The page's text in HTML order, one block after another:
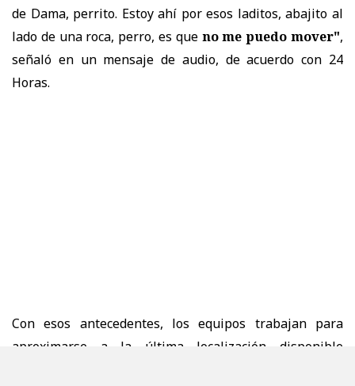
de Dama, perrito. Estoy ahí por esos laditos, abajito al
lado de una roca, perro, es que no me puedo mover",
señaló en un mensaje de audio, de acuerdo con 24
Horas.
Con esos antecedentes, los equipos trabajan para
aproximarse a la última localización disponible